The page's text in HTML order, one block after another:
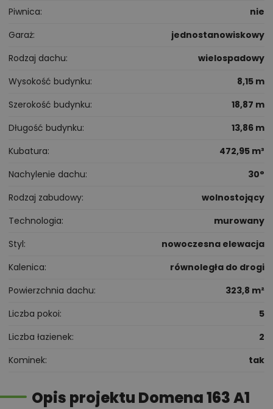
Piwnica
nie
Garaż
jednostanowiskowy
Rodzaj dachu
wielospadowy
Wysokość budynku
8,15 m
Szerokość budynku
18,87 m
Długość budynku
13,86 m
Kubatura
472,95 m³
Nachylenie dachu
30°
Rodzaj zabudowy
wolnostojący
Technologia
murowany
Styl
nowoczesna elewacja
Kalenica
równoległa do drogi
Powierzchnia dachu
323,8 m²
Liczba pokoi
5
Liczba łazienek
2
Kominek
tak
Opis projektu Domena 163 A1